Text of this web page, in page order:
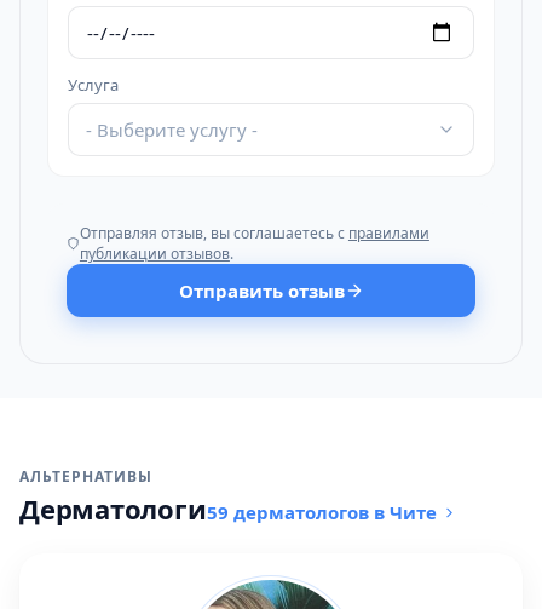
Услуга
- Выберите услугу -
Отправляя отзыв, вы соглашаетесь с правилами
публикации отзывов.
Отправить отзыв
АЛЬТЕРНАТИВЫ
Дерматологи59 дерматологов в Чите